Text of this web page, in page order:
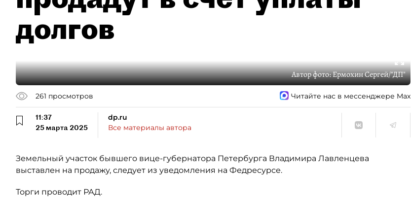
долгов
Автор фото:Ермохин Сергей/"ДП"
261 просмотров Читайте нас в мессенджере Max
11:37
25 марта 2025
dp.ru
Все материалы автора
Земельный участок бывшего вице-губернатора Петербурга Владимира Лавленцева
выставлен на продажу, следует из уведомления на Федресурсе.
Торги проводит РАД.